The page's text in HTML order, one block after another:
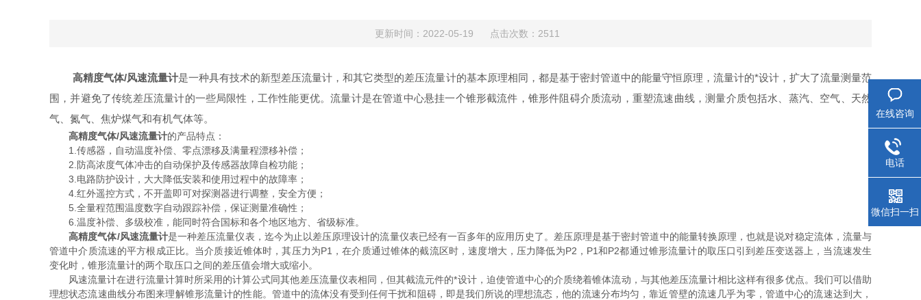
更新时间：2022-05-19 点击次数：2511
高精度气体/风速流量计是一种具有技术的新型差压流量计，和其它类型的差压流量计的基本原理相同，都是基于密封管道中的能量守恒原理，流量计的*设计，扩大了流量测量范
围，并避免了传统差压流量计的一些局限性，工作性能更优。流量计是在管道中心悬挂一个锥形截流件，锥形件阻碍介质流动，重塑流速曲线，测量介质包括水、蒸汽、空气、天然
气、氮气、焦炉煤气和有机气体等。
高精度气体/风速流量计的产品特点：
1.传感器，自动温度补偿、零点漂移及满量程漂移补偿；
2.防高浓度气体冲击的自动保护及传感器故障自检功能；
3.电路防护设计，大大降低安装和使用过程中的故障率；
4.红外遥控方式，不开盖即可对探测器进行调整，安全方便；
5.全量程范围温度数字自动跟踪补偿，保证测量准确性；
6.温度补偿、多级校准，能同时符合国标和各个地区地方、省级标准。
高精度气体/风速流量计是一种差压流量仪表，迄今为止以差压原理设计的流量仪表已经有一百多年的应用历史了。差压原理是基于密封管道中的能量转换原理，也就是说对稳定流体，流量与
管道中介质流速的平方根成正比。当介质接近锥体时，其压力为P1，在介质通过锥体的截流区时，速度增大，压力降低为P2，P1和P2都通过锥形流量计的取压口引到差压变送器上，当流速发生
变化时，锥形流量计的两个取压口之间的差压值会增大或缩小。
风速流量计在进行流量计算时所采用的计算公式同其他差压流量仪表相同，但其截流元件的*设计，迫使管道中心的介质绕着锥体流动，与其他差压流量计相比这样有很多优点。我们可以借助
理想状态流速曲线分布图来理解锥形流量计的性能。管道中的流体没有受到任何干扰和阻碍，即是我们所说的理想流态，他的流速分布均匀，靠近管壁的流速几乎为零，管道中心的流速达到大，
在线咨询
电话
微信扫一扫